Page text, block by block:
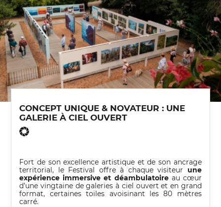
CONCEPT UNIQUE & NOVATEUR : UNE
GALERIE À CIEL OUVERT
Fort de son excellence artistique et de son ancrage
territorial, le Festival offre à chaque visiteur une
expérience immersive et déambulatoireau cœur
d’une vingtaine de galeries à ciel ouvert et en grand
format, certaines toiles avoisinant les 80 mètres
carré.